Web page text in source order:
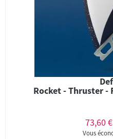
Rocket - Thruster -
73,60 €
Vous